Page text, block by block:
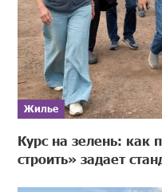
Жилье
Курс на зелень: как
строить» задает